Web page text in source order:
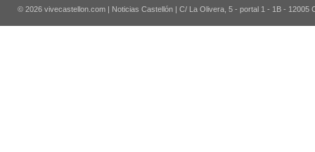
© 2026 vivecastellon.com | Noticias Castellón | C/ La Olivera, 5 - portal 1 - 1B - 12005